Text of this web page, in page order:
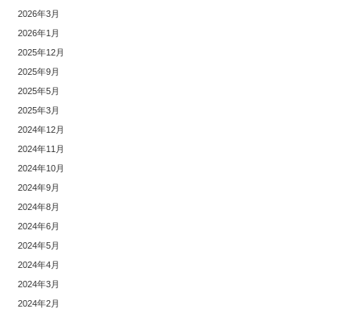
2026年3月
2026年1月
2025年12月
2025年9月
2025年5月
2025年3月
2024年12月
2024年11月
2024年10月
2024年9月
2024年8月
2024年6月
2024年5月
2024年4月
2024年3月
2024年2月